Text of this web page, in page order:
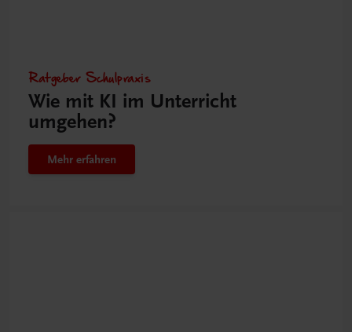
Ratgeber Schulpraxis
Wie mit KI im Unterricht
umgehen?
Mehr erfahren